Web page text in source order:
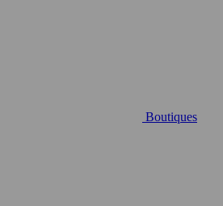
Boutiques